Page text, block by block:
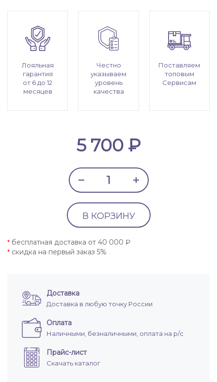
Лояльная
гарантия
от 6 до 12
месяцев
Честно
указываем
уровень
качества
Поставляем
топовым
Сервисам
5 700 ₽
В КОРЗИНУ
* бесплатная доставка от 40 000 ₽
* скидка на первый заказ 5%
Доставка
Доставка в любую точку России
Оплата
Наличными, безналичными, оплата на р/с
Прайс-лист
Скачать каталог